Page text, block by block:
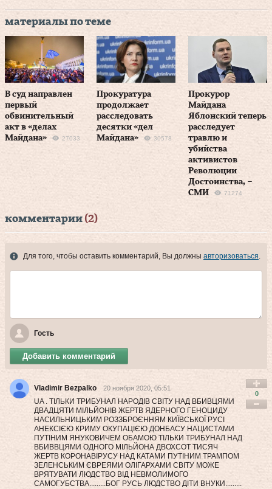
материалы по теме
В суд направлен
первый
обвинительный
акт в «делах
Майдана»
27033
Прокуратура
продолжает
расследовать
десятки «дел
Майдана»
30578
Прокурор
Майдана
Яблонский теперь
расследует
травлю и
убийства
активистов
Революции
Достоинства, –
СМИ
71274
комментарии (2)
Для того, чтобы оставить комментарий, Вы должны авторизоваться.
Гость
Добавить комментарий
Vladimir Bezpalko 20 ноября 2020, 05:51
UA . ТІЛЬКИ ТРИБУНАЛ НАРОДІВ СВІТУ НАД ВБИВЦЯМИ
ДВАДЦЯТИ МІЛЬЙОНІВ ЖЕРТВ ЯДЕРНОГО ГЕНОЦИДУ
НАСИЛЬНИЦЬКИМ РОЗЗБРОЄННЯМ КИЇВСЬКОЇ РУСІ
АНЕКСІЄЮ КРИМУ ОКУПАЦІЄЮ ДОНБАСУ НАЦИСТАМИ
ПУТІНИМ ЯНУКОВИЧЕМ ОБАМОЮ ТІЛЬКИ ТРИБУНАЛ НАД
ВБИВВЦЯМИ ОДНОГО МІЛЬЙОНА ДВОХСОТ ТИСЯЧ
ЖЕРТВ КОРОНАВІРУСУ НАД КАТАМИ ПУТІНИМ ТРАМПОМ
ЗЕЛЕНСЬКИМ ЄВРЕЯМИ ОЛІГАРХАМИ СВІТУ МОЖЕ
ВРЯТУВАТИ ЛЮДСТВО ВІД НЕВМОЛИМОГО
САМОГУБСТВА.........БОГ РУСЬ ЛЮДСТВО ДІТИ ВНУКИ.........
0